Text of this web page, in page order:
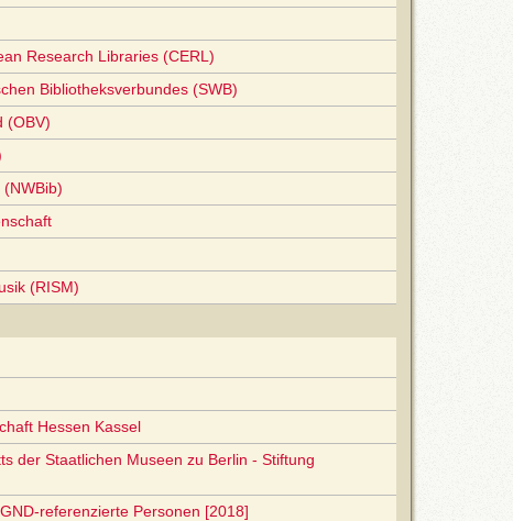
Research Libraries (CERL)
Bibliotheksverbundes (SWB)
(OBV)
(RISM)
Hessen Kassel
der Staatlichen Museen zu Berlin - Stiftung
referenzierte Personen [2018]